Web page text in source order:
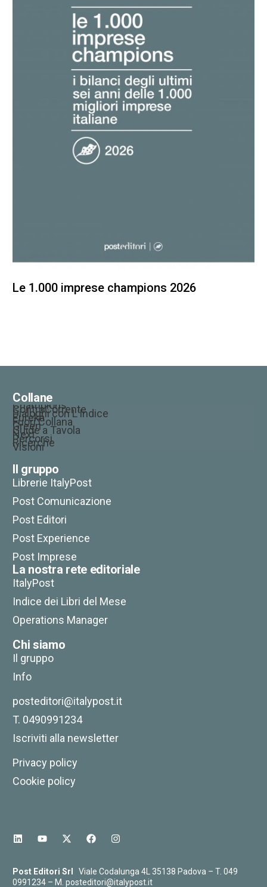
Le 1.000 imprese champions 2026
Collane
Champions
ControCorrente
Dialoghi con L’Indice
Eureka
Fuori Collana
Green
Guide a Tavola
Next
Percorsi
Ricerche
Visioni
Il gruppo
Librerie ItalyPost
Post Comunicazione
Post Editori
Post Experience
Post Imprese
La nostra rete editoriale
ItalyPost
Indice dei Libri del Mese
Operations Manager
Chi siamo
Il gruppo
Info
posteditori@italypost.it
T. 0490991234
Iscriviti alla newsletter
Privacy policy
Cookie policy
Post Editori Srl Viale Codalunga 4L 35138 Padova – T.049
0991234 – M.posteditori@italypost.it